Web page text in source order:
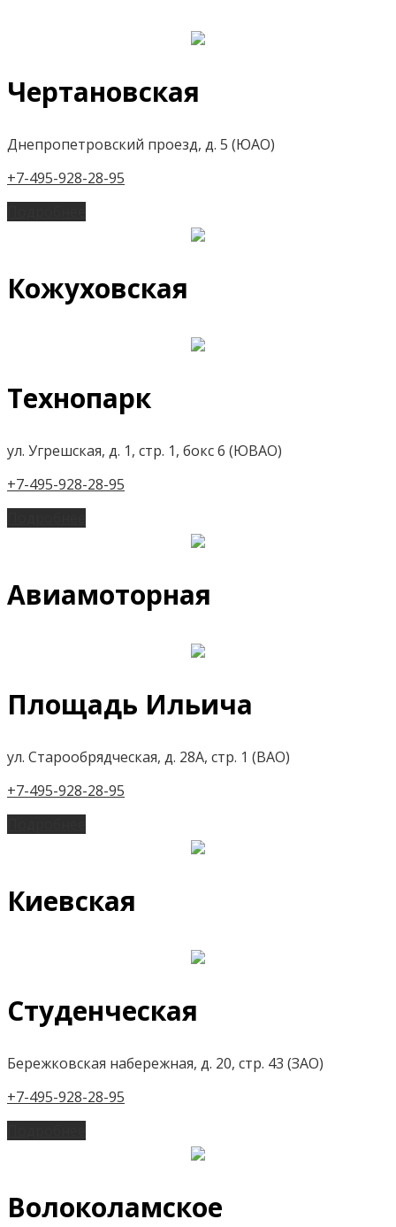
Чертановская
Днепропетровский проезд, д. 5 (ЮАО)
+7-495-928-28-95
Кожуховская
Технопарк
ул. Угрешская, д. 1, стр. 1, бокс 6 (ЮВАО)
+7-495-928-28-95
Авиамоторная
Площадь Ильича
ул. Старообрядческая, д. 28А, стр. 1 (ВАО)
+7-495-928-28-95
Киевская
Студенческая
Бережковская набережная, д. 20, стр. 43 (ЗАО)
+7-495-928-28-95
Волоколамское